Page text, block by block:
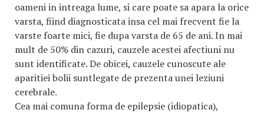
oameni in intreaga lume, si care poate sa apara la orice
varsta, fiind diagnosticata insa cel mai frecvent fie la
varste foarte mici, fie dupa varsta de 65 de ani. In mai
mult de 50% din cazuri, cauzele acestei afectiuni nu
sunt identificate. De obicei, cauzele cunoscute ale
aparitiei bolii suntlegate de prezenta unei leziuni
cerebrale.
Cea mai comuna forma de epilepsie (idiopatica),